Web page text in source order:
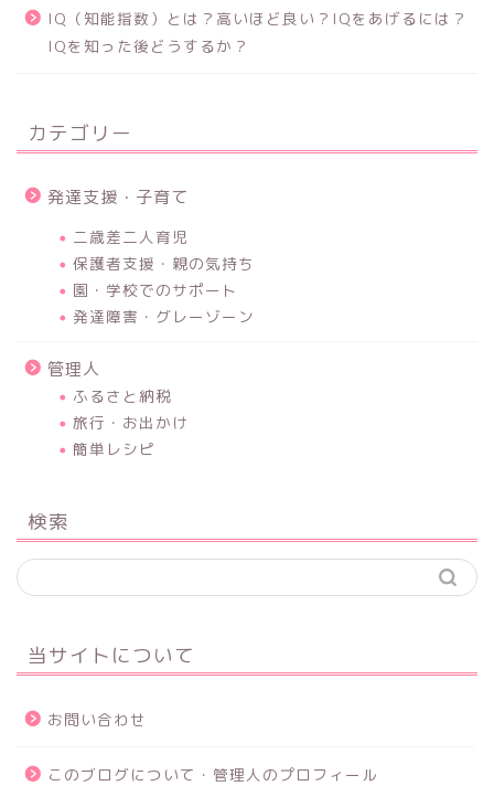
IQ（知能指数）とは？高いほど良い？IQをあげるには？
IQを知った後どうするか？
カテゴリー
発達支援・子育て
二歳差二人育児
保護者支援・親の気持ち
園・学校でのサポート
発達障害・グレーゾーン
管理人
ふるさと納税
旅行・お出かけ
簡単レシピ
検索
当サイトについて
お問い合わせ
このブログについて・管理人のプロフィール